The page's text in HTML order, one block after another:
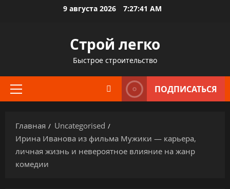
9 августа 2026 7:27:42 AM
Строй легко
Быстрое строительство
Основное
ПОДПИСАТЬСЯ
Главная
Uncategorised
Ирина Иванова из фильма Мужики — карьера,
личная жизнь и невероятное влияние на жанр
комедии